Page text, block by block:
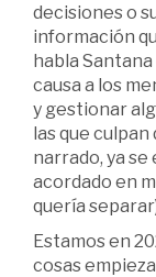
decisiones o
información
habla
causa a los
y gestionar
las que
narrado, ya
acordado en
quería
Estamos en
cosas